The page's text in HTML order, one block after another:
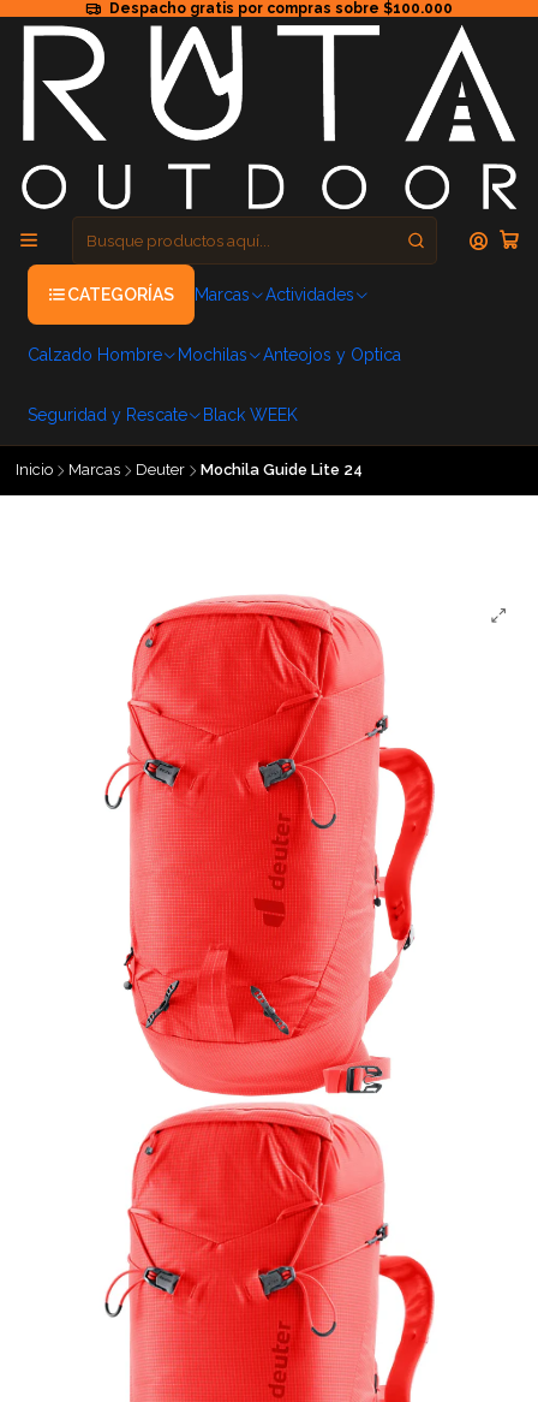
Despacho gratis por compras sobre $100.000
CATEGORÍAS Marcas Actividades
Calzado Hombre Mochilas Anteojos y Optica
Seguridad y Rescate Black WEEK
Inicio Marcas Deuter Mochila Guide Lite 24